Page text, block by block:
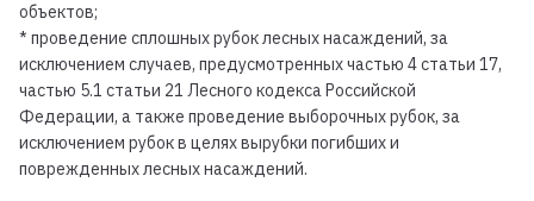
объектов;
* проведение сплошных рубок лесных насаждений, за
исключением случаев, предусмотренных частью 4 статьи 17,
частью 5.1 статьи 21 Лесного кодекса Российской
Федерации, а также проведение выборочных рубок, за
исключением рубок в целях вырубки погибших и
поврежденных лесных насаждений.